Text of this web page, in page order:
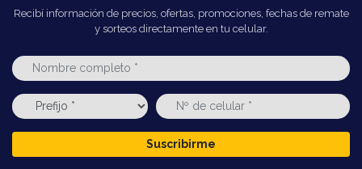
Recibí información de precios, ofertas, promociones, fechas de remate
y sorteos directamente en tu celular.
Suscribirme